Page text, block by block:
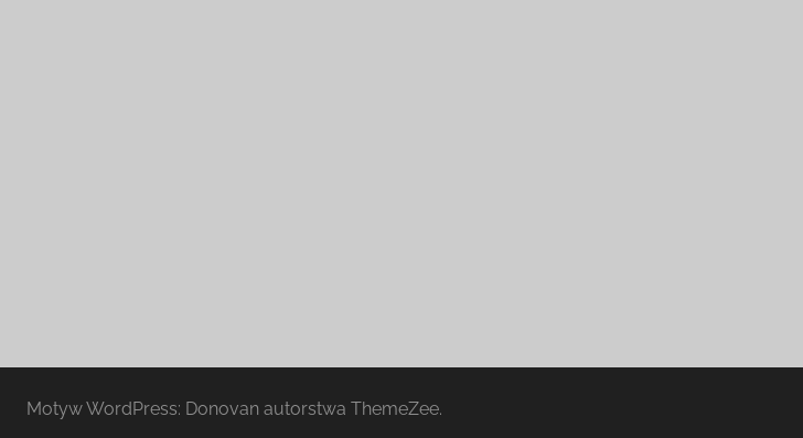
Motyw WordPress: Donovan autorstwa ThemeZee.